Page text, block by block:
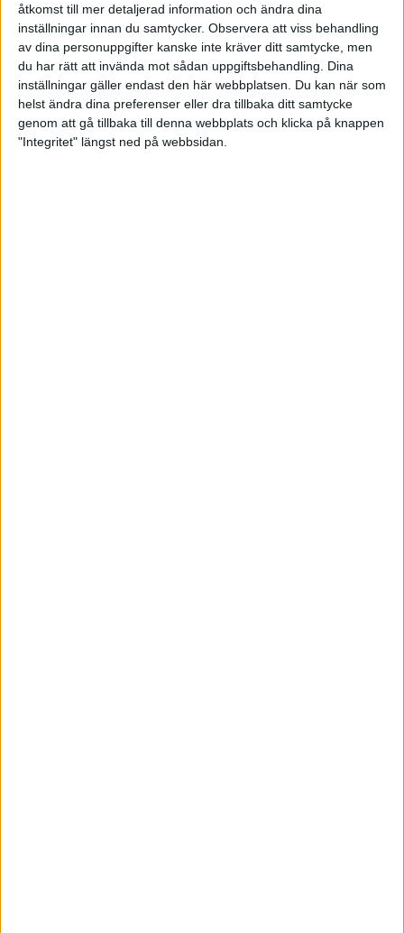
åtkomst till mer detaljerad information och ändra dina
inställningar innan du samtycker. Observera att viss behandling
av dina personuppgifter kanske inte kräver ditt samtycke, men
du har rätt att invända mot sådan uppgiftsbehandling. Dina
inställningar gäller endast den här webbplatsen. Du kan när som
helst ändra dina preferenser eller dra tillbaka ditt samtycke
genom att gå tillbaka till denna webbplats och klicka på knappen
"Integritet" längst ned på webbsidan.